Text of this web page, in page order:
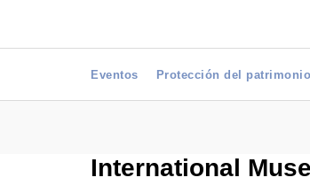
Eventos Protección del patrimonio
International